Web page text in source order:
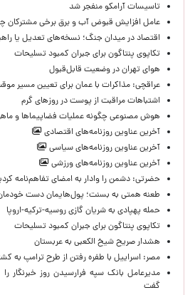
تاسیسات آرامکو منفجر شد
عامل افزایش قبوض آب و برق برخی مشترکان
اقتصاد در میدان جنگ؛ نسخه‌های تعدیل یا
تکاپوی پنتاگون برای جبران کمبود تسلیحات
هوای تهران در وضعیت قابل‌قبول
عراقچی: مذاکرات با عمان برای تعیین مسیر
اشتباهات مراقبت از پوست در روزهای گرم
هوش مصنوعی چگونه عملیات فضاپیماها و
آخرین عناوین روزنامه‌های اقتصادی
آخرین عناوین روزنامه‌های سیاسی
آخرین عناوین روزنامه‌های ورزشی
حضرتی: دشمن را وادار به امضای تفاهم‌نامه
طعنه همتی به بسنت؛ پول‌هایمان دست
حمله پهپادی به شریان گازی روسیه-ترکیه-اروپا
تکاپوی پنتاگون برای جبران کمبود تسلیحات
هشدار صریح شیخ الکعبی به عربستان
مصر: اسراییل با طفره رفتن از طرح ترامپ به
مدیرعامل بانک سپه فرارسیدن روز خبرنگار
گفت